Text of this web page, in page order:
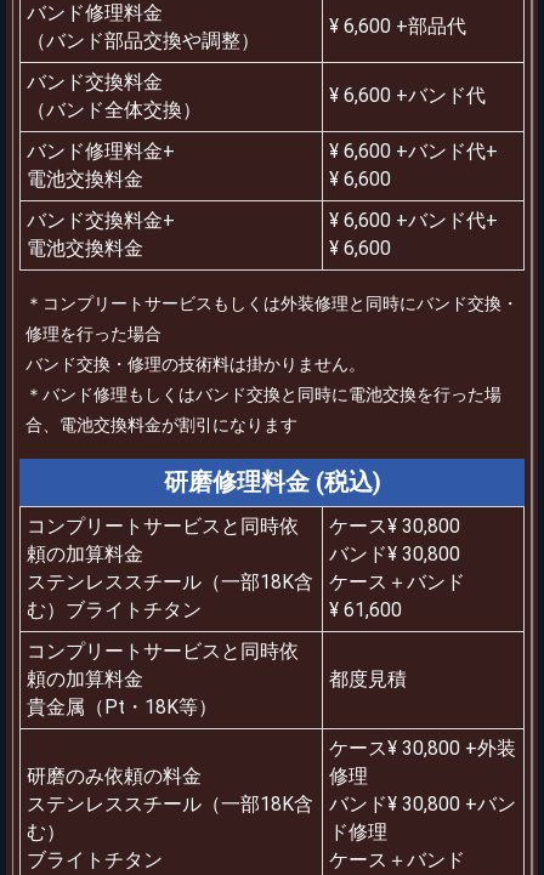
バンド修理料金
（バンド部品交換や調整）
¥ 6,600 +部品代
バンド交換料金
（バンド全体交換）
¥ 6,600 +バンド代
バンド修理料金+
電池交換料金
¥ 6,600 +バンド代+
¥ 6,600
バンド交換料金+
電池交換料金
¥ 6,600 +バンド代+
¥ 6,600
＊コンプリートサービスもしくは外装修理と同時にバンド交換・
修理を行った場合
バンド交換・修理の技術料は掛かりません。
＊バンド修理もしくはバンド交換と同時に電池交換を行った場
合、電池交換料金が割引になります
研磨修理料金 (税込)
コンプリートサービスと同時依
頼の加算料金
ステンレススチール（一部18K含
む）ブライトチタン
ケース¥ 30,800
バンド¥ 30,800
ケース＋バンド
¥ 61,600
コンプリートサービスと同時依
頼の加算料金
貴金属（Pt・18K等）
都度見積
研磨のみ依頼の料金
ステンレススチール（一部18K含
む）
ブライトチタン
ケース¥ 30,800 +外装
修理
バンド¥ 30,800 +バン
ド修理
ケース＋バンド